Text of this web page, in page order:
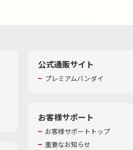
公式通販サイト
プレミアムバンダイ
お客様サポート
お客様サポートトップ
重要なお知らせ